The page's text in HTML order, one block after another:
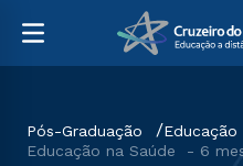
Pós-Graduação
Educação
Educação na Saúde - 6